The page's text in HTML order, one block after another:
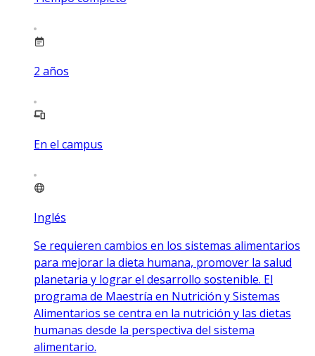
2 años
En el campus
Inglés
Se requieren cambios en los sistemas alimentarios
para mejorar la dieta humana, promover la salud
planetaria y lograr el desarrollo sostenible. El
programa de Maestría en Nutrición y Sistemas
Alimentarios se centra en la nutrición y las dietas
humanas desde la perspectiva del sistema
alimentario.